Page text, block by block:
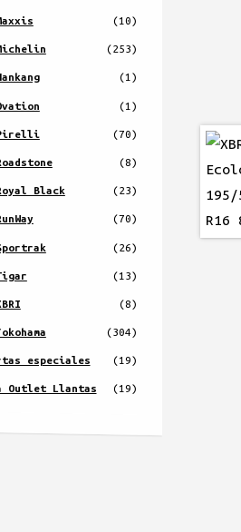
(10)
(253)
(1)
(1)
(70)
(8)
Black (23)
(70)
(26)
(13)
(8)
(304)
especiales (19)
Outlet Llantas (19)